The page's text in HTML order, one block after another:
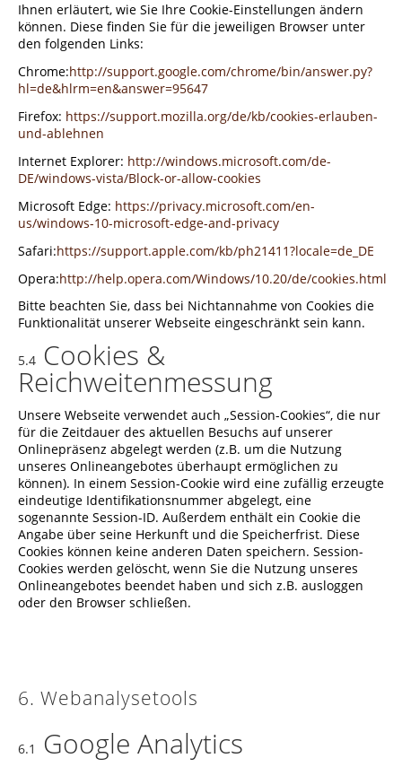
Ihnen erläutert, wie Sie Ihre Cookie-Einstellungen ändern
können. Diese finden Sie für die jeweiligen Browser unter
den folgenden Links:
Chrome:http://support.google.com/chrome/bin/answer.py?
hl=de&hlrm=en&answer=95647
Firefox: https://support.mozilla.org/de/kb/cookies-erlauben-
und-ablehnen
Internet Explorer: http://windows.microsoft.com/de-
DE/windows-vista/Block-or-allow-cookies
Microsoft Edge: https://privacy.microsoft.com/en-
us/windows-10-microsoft-edge-and-privacy
Safari:https://support.apple.com/kb/ph21411?locale=de_DE
Opera:http://help.opera.com/Windows/10.20/de/cookies.html
Bitte beachten Sie, dass bei Nichtannahme von Cookies die
Funktionalität unserer Webseite eingeschränkt sein kann.
5.4 Cookies &
Reichweitenmessung
Unsere Webseite verwendet auch „Session-Cookies“, die nur
für die Zeitdauer des aktuellen Besuchs auf unserer
Onlinepräsenz abgelegt werden (z.B. um die Nutzung
unseres Onlineangebotes überhaupt ermöglichen zu
können). In einem Session-Cookie wird eine zufällig erzeugte
eindeutige Identifikationsnummer abgelegt, eine
sogenannte Session-ID. Außerdem enthält ein Cookie die
Angabe über seine Herkunft und die Speicherfrist. Diese
Cookies können keine anderen Daten speichern. Session-
Cookies werden gelöscht, wenn Sie die Nutzung unseres
Onlineangebotes beendet haben und sich z.B. ausloggen
oder den Browser schließen.
6. Webanalysetools
6.1 Google Analytics